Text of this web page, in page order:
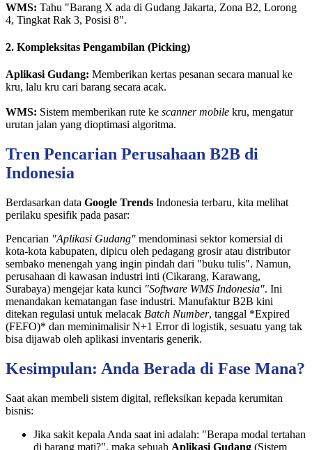
WMS: Tahu "Barang X ada di Gudang Jakarta, Zona B2, Lorong
4, Tingkat Rak 3, Posisi 8".
2. Kompleksitas Pengambilan (Picking)
Aplikasi Gudang: Memberikan kertas pesanan secara manual ke
kru, lalu kru cari barang secara acak.
WMS: Sistem memberikan rute ke scanner mobile kru, mengatur
urutan jalan yang dioptimasi algoritma.
Tren Pencarian Perusahaan B2B di
Indonesia
Berdasarkan data Google Trends Indonesia terbaru, kita melihat
perilaku spesifik pada pasar:
Pencarian "Aplikasi Gudang" mendominasi sektor komersial di
kota-kota kabupaten, dipicu oleh pedagang grosir atau distributor
sembako menengah yang ingin pindah dari "buku tulis". Namun,
perusahaan di kawasan industri inti (Cikarang, Karawang,
Surabaya) mengejar kata kunci "Software WMS Indonesia". Ini
menandakan kematangan fase industri. Manufaktur B2B kini
ditekan regulasi untuk melacak Batch Number, tanggal *Expired
(FEFO)* dan meminimalisir N+1 Error di logistik, sesuatu yang tak
bisa dijawab oleh aplikasi inventaris generik.
Kesimpulan: Anda Berada di Fase Mana?
Saat akan membeli sistem digital, refleksikan kepada kerumitan
bisnis:
Jika sakit kepala Anda saat ini adalah: "Berapa modal tertahan
di barang mati?", maka sebuah Aplikasi Gudang (Sistem